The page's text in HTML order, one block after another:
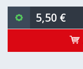
5,50 €